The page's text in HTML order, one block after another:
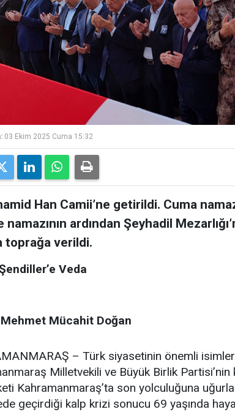
03 Ekim 2025 Cuma 15:32
Han Camii’ne getirildi. Cuma
namazının ardından Şeyhadil
toprağa verildi.
Veda
Mücahit Doğan
– Türk siyasetinin önemli
Milletvekili ve Büyük Birlik Partisi’nin
Kahramanmaraş’ta son yolculuğuna
geçirdiği kalp krizi sonucu 69 yaşında